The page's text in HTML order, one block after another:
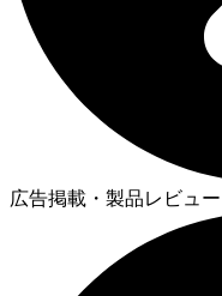
広告掲載・製品レビュー